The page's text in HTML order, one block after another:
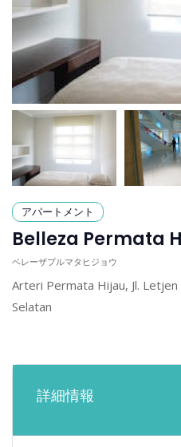
Arteri Permata Hijau, Jl. Letjen
Selatan